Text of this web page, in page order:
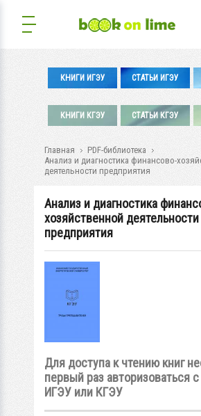
КНИГИ ИГЭУ СТАТЬИ ИГЭУ
КНИГИ КГЭУ СТАТЬИ КГЭУ
Главная
PDF-библиотека
Анализ и диагностика финансово-
деятельности предприятия
Анализ и диагностика
хозяйственной деятельности
предприятия
Для доступа к чтению книг
первый раз авторизоваться
ИГЭУ или КГЭУ